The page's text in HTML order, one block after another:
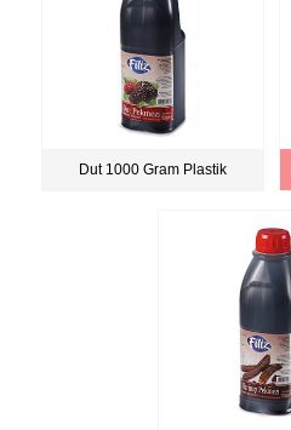
Dut 1000 Gram Plastik